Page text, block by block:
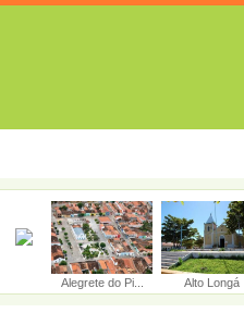
Alegrete do Pi... Alto Longá